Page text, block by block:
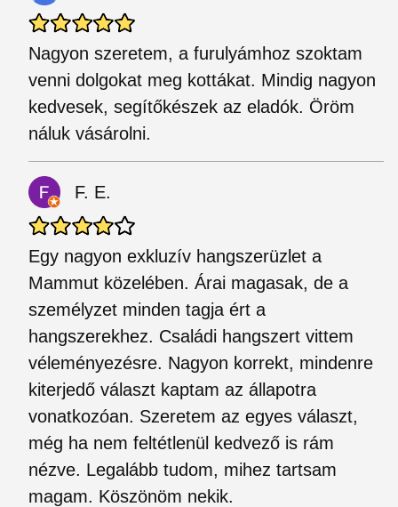
Nagyon szeretem, a furulyámhoz szoktam
venni dolgokat meg kottákat. Mindig nagyon
kedvesek, segítőkészek az eladók. Öröm
náluk vásárolni.
F. E.
Egy nagyon exkluzív hangszerüzlet a
Mammut közelében. Árai magasak, de a
személyzet minden tagja ért a
hangszerekhez. Családi hangszert vittem
véleményezésre. Nagyon korrekt, mindenre
kiterjedő választ kaptam az állapotra
vonatkozóan. Szeretem az egyes választ,
még ha nem feltétlenül kedvező is rám
nézve. Legalább tudom, mihez tartsam
magam. Köszönöm nekik.